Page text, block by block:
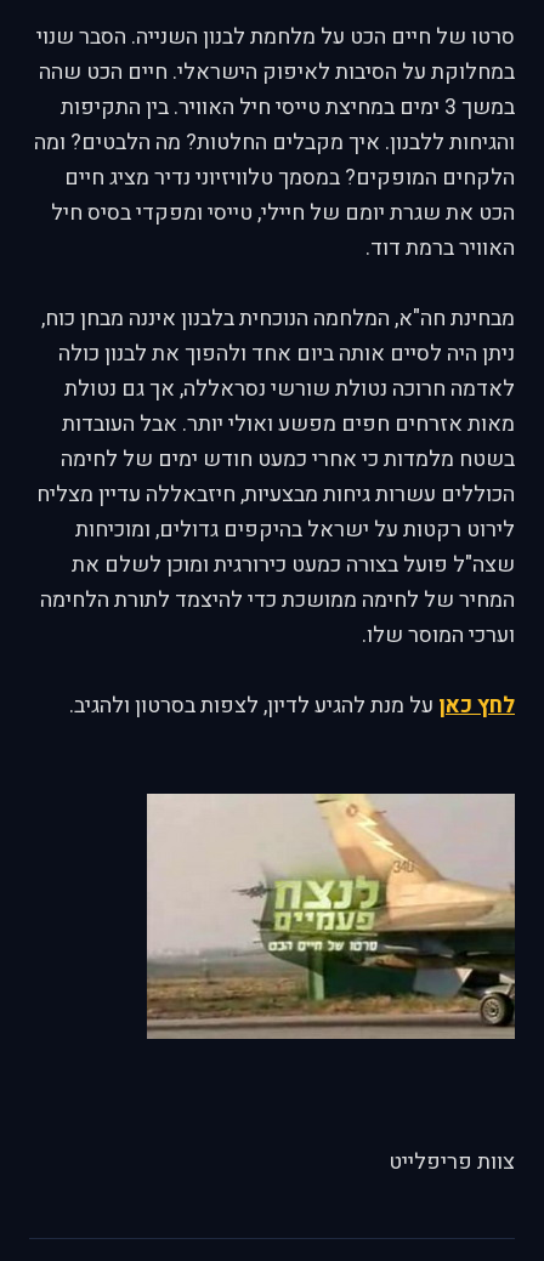
סרטו של חיים הכט על מלחמת לבנון השנייה. הסבר שנוי
במחלוקת על הסיבות לאיפוק הישראלי. חיים הכט שהה
במשך 3 ימים במחיצת טייסי חיל האוויר. בין התקיפות
והגיחות ללבנון. איך מקבלים החלטות? מה הלבטים? ומה
הלקחים המופקים? במסמך טלוויזיוני נדיר מציג חיים
הכט את שגרת יומם של חיילי, טייסי ומפקדי בסיס חיל
האוויר ברמת דוד.
מבחינת חה"א, המלחמה הנוכחית בלבנון איננה מבחן כוח,
ניתן היה לסיים אותה ביום אחד ולהפוך את לבנון כולה
לאדמה חרוכה נטולת שורשי נסראללה, אך גם נטולת
מאות אזרחים חפים מפשע ואולי יותר. אבל העובדות
בשטח מלמדות כי אחרי כמעט חודש ימים של לחימה
הכוללים עשרות גיחות מבצעיות, חיזבאללה עדיין מצליח
לירוט רקטות על ישראל בהיקפים גדולים, ומוכיחות
שצה"ל פועל בצורה כמעט כירורגית ומוכן לשלם את
המחיר של לחימה ממושכת כדי להיצמד לתורת הלחימה
וערכי המוסר שלו.
לחץ כאן על מנת להגיע לדיון, לצפות בסרטון ולהגיב.
צוות פריפלייט